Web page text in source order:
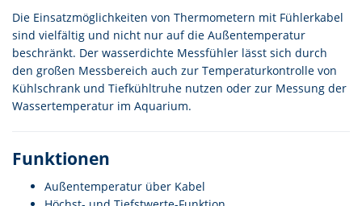
Die Einsatzmöglichkeiten von Thermometern mit Fühlerkabel
sind vielfältig und nicht nur auf die Außentemperatur
beschränkt. Der wasserdichte Messfühler lässt sich durch
den großen Messbereich auch zur Temperaturkontrolle von
Kühlschrank und Tiefkühltruhe nutzen oder zur Messung der
Wassertemperatur im Aquarium.
Funktionen
Außentemperatur über Kabel